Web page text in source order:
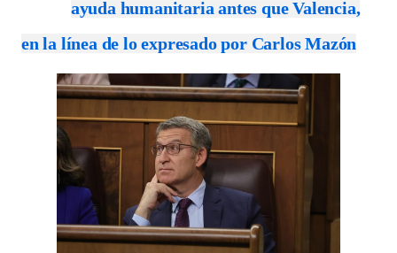
ayuda humanitaria antes que Valencia,
en la línea de lo expresado por Carlos Mazón